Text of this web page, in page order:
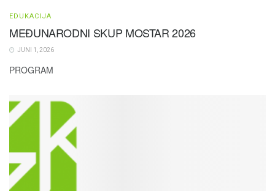
EDUKACIJA
MEĐUNARODNI SKUP MOSTAR 2026
JUNI 1, 2026
PROGRAM